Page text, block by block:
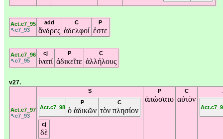
Act.c7_95
↖c7_93
add
ἄνδρες
C
ἀδελφοί
P
ἐστε
Act.c7_96
↖c7_95
cj
ἱνατί
P
ἀδικεῖτε
C
ἀλλήλους
v27.
Act.c7_97
↖c7_93
S
Act.c7_98
P
ὁ ἀδικῶν
C
τὸν πλησίον
cj
δὲ
P
ἀπώσατο
C
αὐτὸν